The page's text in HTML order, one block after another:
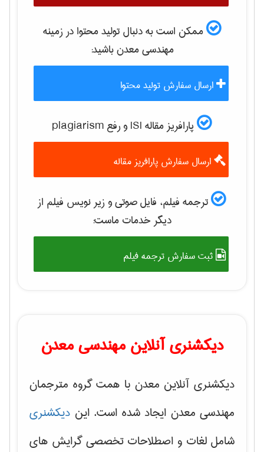
ممکن است به دنبال تولید محتوا در زمینه
مهندسی معدنباشید:
ارسال سفارش تولید محتوا
پارافریز مقاله ISI و رفع plagiarism
ارسال سفارش پارافریز مقاله
ترجمه فیلم، فایل صوتی و زیر نویس فیلم از
دیگر خدمات ماست:
ثبت سفارش ترجمه فیلم
دیکشنری آنلاین مهندسی معدن
دیکشنری آنلاین معدن با همت گروه مترجمان
مهندسی معدن ایجاد شده است. این دیکشنری
شامل لغات و اصطلاحات تخصصی گرایش های